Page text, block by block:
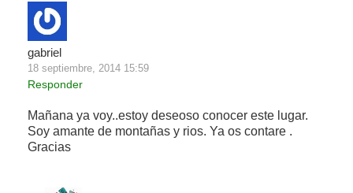
gabriel
18 septiembre, 2014 15:59
Responder
Mañana ya voy..estoy deseoso conocer este lugar.
Soy amante de montañas y rios. Ya os contare .
Gracias